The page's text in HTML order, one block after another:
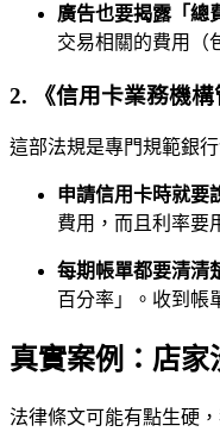
廣告也要揭露「總
交易相關的費用（
2. 《信用卡業務機
這部法規是專門規範銀
申請信用卡時就要
費用，而且利率要
每期帳單都要清清
百分率」。收到帳
真實案例：店家
法律條文可能有點生硬